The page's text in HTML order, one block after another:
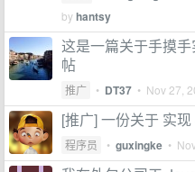
byhantsy
这是一篇关于手摸
帖
推广 • DT37 • Nov 27,
[推广] 一份关于 实
程序员 • guxingke •